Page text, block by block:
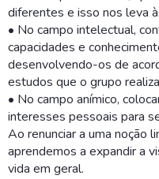
diferentes e isso nos leva
• No campo intelectual,
capacidades e
desenvolvendo-os de
estudos que o grupo
• No campo anímico,
interesses pessoais para
Ao renunciar a uma noção
aprendemos a expandir a
vida em geral.